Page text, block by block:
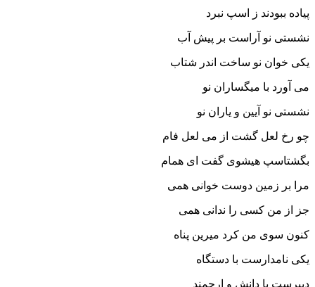
پیاده ببودند ز اسپ نبرد
نشستى نو آراست بر پیش آب
یکى خوان نو ساخت اندر شتاب‏
مى آورد با میگساران نو
نشستى نو آیین و یاران نو
چو رخ لعل گشت از مى لعل فام
بگشتاسپ هیشوى گفت اى همام‏
مرا بر زمین دوست خوانى همى
جز از من کسى را ندانى همى‏
کنون سوى من کرد میرین پناه
یکى نامدارست با دستگاه‏
دبیرست با دانش و ارجمند